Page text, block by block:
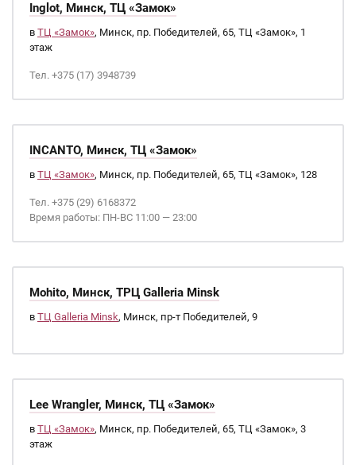
Inglot, Минск, ТЦ «Замок»
в ТЦ «Замок», Минск, пр. Победителей, 65, ТЦ «Замок», 1
этаж
Тел. +375 (17) 3948739
INCANTO, Минск, ТЦ «Замок»
в ТЦ «Замок», Минск, пр. Победителей, 65, ТЦ «Замок», 128
Тел. +375 (29) 6168372
Время работы: ПН-ВС 11:00 — 23:00
Mohito, Минск, ТРЦ Galleria Minsk
в ТЦ Galleria Minsk, Минск, пр-т Победителей, 9
Lee Wrangler, Минск, ТЦ «Замок»
в ТЦ «Замок», Минск, пр. Победителей, 65, ТЦ «Замок», 3
этаж